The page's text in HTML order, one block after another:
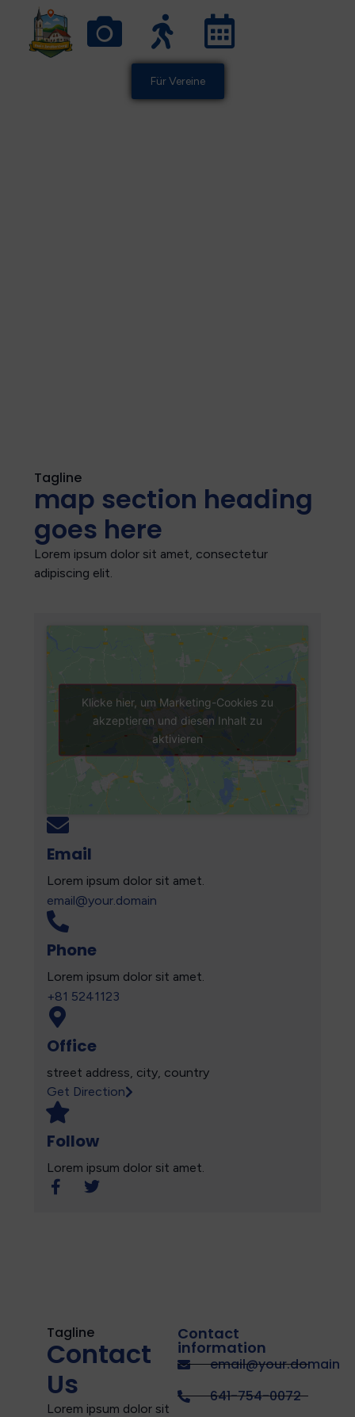
Für Vereine
Tagline
map section heading
goes here
Lorem ipsum dolor sit amet, consectetur
adipiscing elit.
Klicke hier, um Marketing-Cookies zu
akzeptieren und diesen Inhalt zu
aktivieren
Email
Lorem ipsum dolor sit amet.
email@your.domain
Phone
Lorem ipsum dolor sit amet.
+81 5241123
Office
street address, city, country
Get Direction
Follow
Lorem ipsum dolor sit amet.​
Tagline
Contact
Us
Lorem ipsum dolor sit
Contact
information
email@your.domain
641-754-0072